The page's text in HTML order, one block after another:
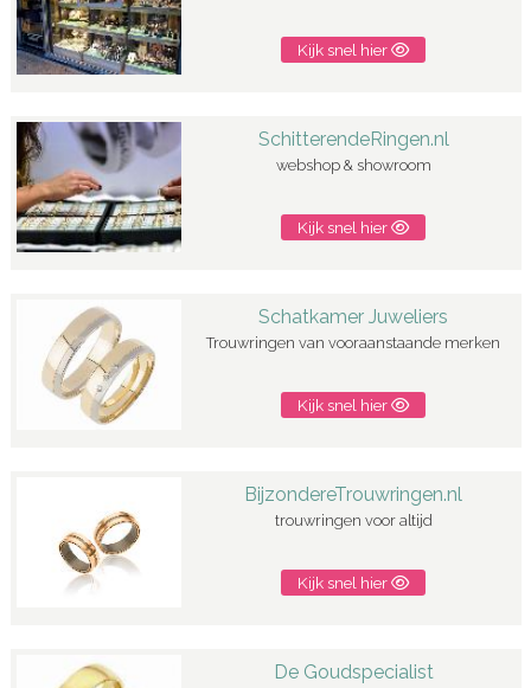
Kijk snel hier
SchitterendeRingen.nl
webshop & showroom
Kijk snel hier
Schatkamer Juweliers
Trouwringen van vooraanstaande merken
Kijk snel hier
BijzondereTrouwringen.nl
trouwringen voor altijd
Kijk snel hier
De Goudspecialist